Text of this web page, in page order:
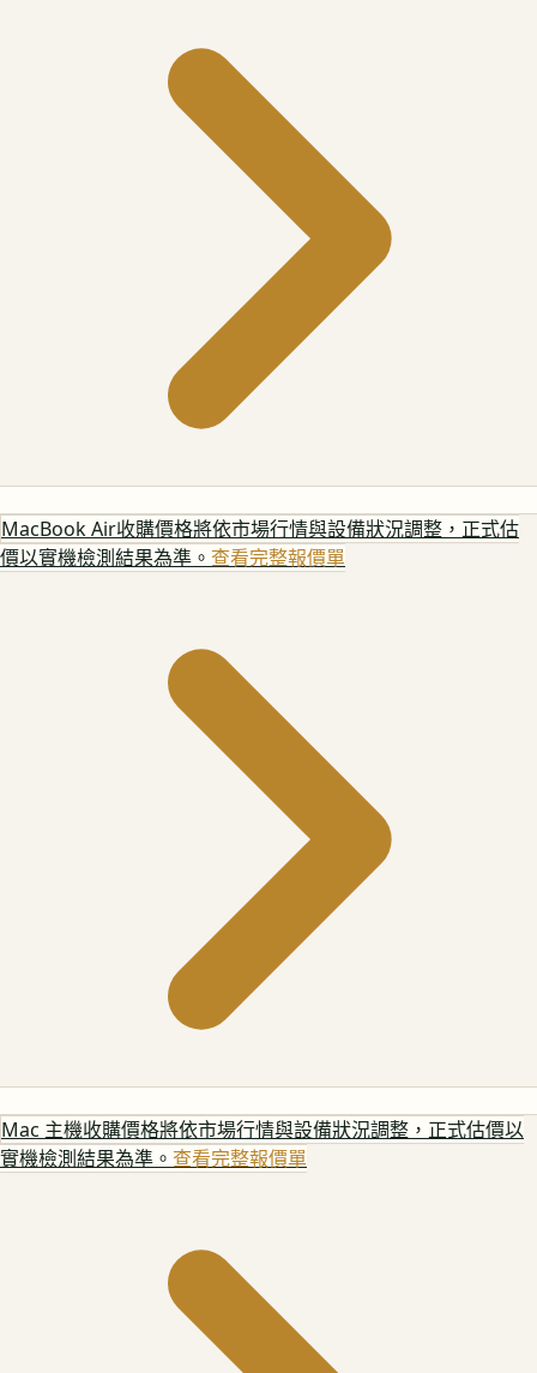
MacBook Air收購價格將依市場行情與設備狀況調整，正式估
價以實機檢測結果為準。 查看完整報價單
Mac 主機收購價格將依市場行情與設備狀況調整，正式估價以
實機檢測結果為準。 查看完整報價單